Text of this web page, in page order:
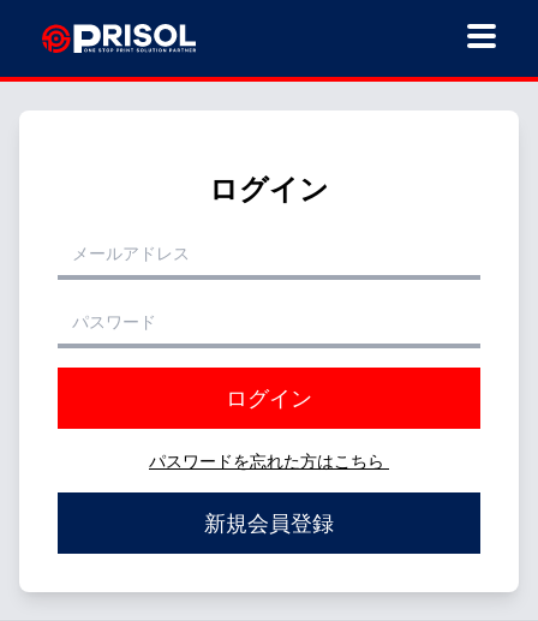
ログイン
ログイン
パスワードを忘れた方はこちら
新規会員登録